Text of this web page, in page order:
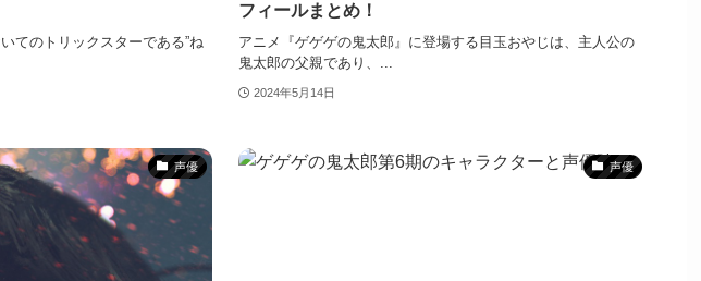
てのトリックスターである”ね
フィールまとめ！
アニメ『ゲゲゲの鬼太郎』に登場する目玉おやじは、主人公の
鬼太郎の父親であり、...
2024年5月14日
声優 声優